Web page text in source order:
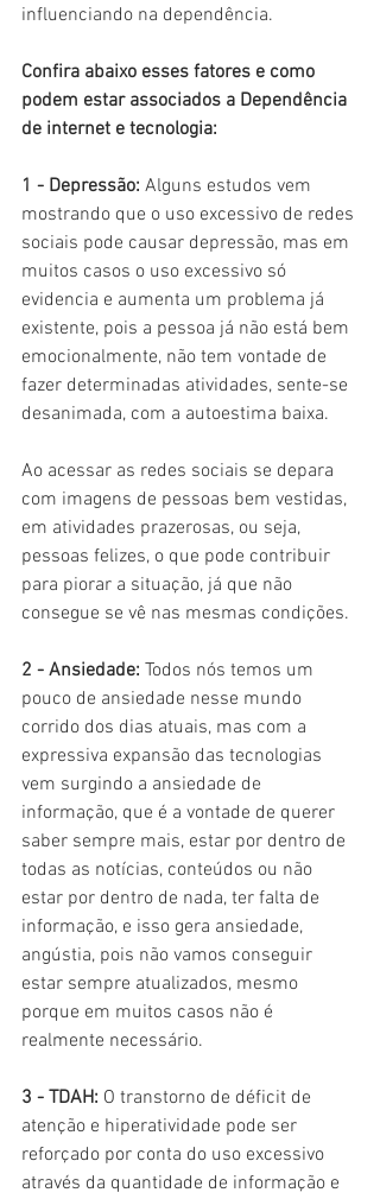
influenciando na dependência.
Confira abaixo esses fatores e como
podem estar associados a Dependência
de internet e tecnologia:
1 - Depressão: Alguns estudos vem
mostrando que o uso excessivo de redes
sociais pode causar depressão, mas em
muitos casos o uso excessivo só
evidencia e aumenta um problema já
existente, pois a pessoa já não está bem
emocionalmente, não tem vontade de
fazer determinadas atividades, sente-se
desanimada, com a autoestima baixa.
Ao acessar as redes sociais se depara
com imagens de pessoas bem vestidas,
em atividades prazerosas, ou seja,
pessoas felizes, o que pode contribuir
para piorar a situação, já que não
consegue se vê nas mesmas condições.
2 - Ansiedade: Todos nós temos um
pouco de ansiedade nesse mundo
corrido dos dias atuais, mas com a
expressiva expansão das tecnologias
vem surgindo a ansiedade de
informação, que é a vontade de querer
saber sempre mais, estar por dentro de
todas as notícias, conteúdos ou não
estar por dentro de nada, ter falta de
informação, e isso gera ansiedade,
angústia, pois não vamos conseguir
estar sempre atualizados, mesmo
porque em muitos casos não é
realmente necessário.
3 - TDAH: O transtorno de déficit de
atenção e hiperatividade pode ser
reforçado por conta do uso excessivo
através da quantidade de informação e